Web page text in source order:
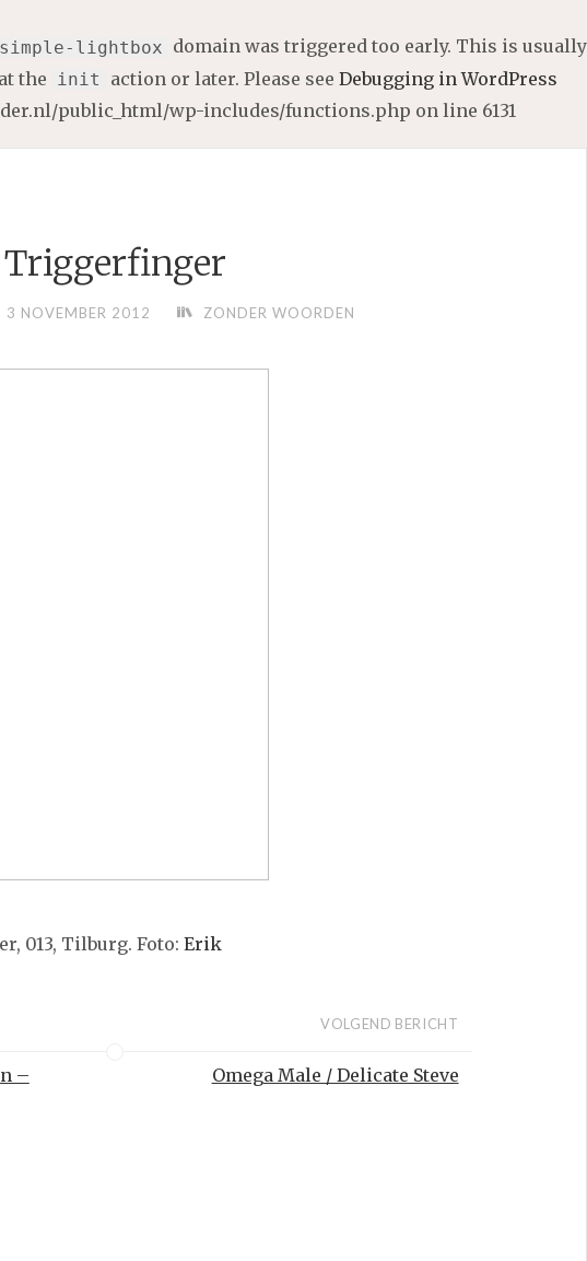
simple-lightbox domain was triggered too early. This is usually
the init action or later. Please see Debugging in WordPress
public_html/wp-includes/functions.php on line 6131
Triggerfinger
3 NOVEMBER 2012 ZONDER WOORDEN
013, Tilburg. Foto: Erik
–
VOLGEND BERICHT
Omega Male / Delicate Steve